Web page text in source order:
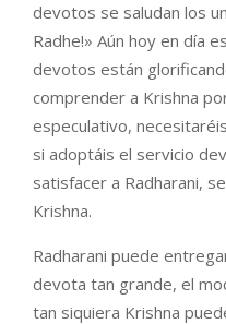
devotos se saludan los
Radhe!» Aún hoy en día
devotos están
comprender a Krishna
especulativo,
si adoptáis el servicio
satisfacer a Radharani,
Krishna.
Radharani puede
devota tan grande, el
tan siquiera Krishna